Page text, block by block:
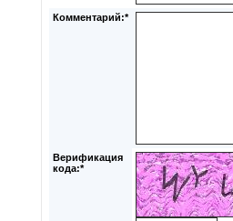
Комментарий:*
Верификация
кода:*